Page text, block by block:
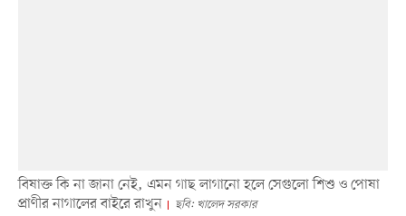
বিষাক্ত কি না জানা নেই, এমন গাছ লাগানো হলে সেগুলো শিশু ও পোষা
প্রাণীর নাগালের বাইরে রাখুন
ছবি: খালেদ সরকার